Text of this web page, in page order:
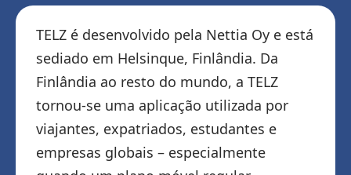
TELZ é desenvolvido pela Nettia Oy e está
sediado em Helsinque, Finlândia. Da
Finlândia ao resto do mundo, a TELZ
tornou-se uma aplicação utilizada por
viajantes, expatriados, estudantes e
empresas globais – especialmente